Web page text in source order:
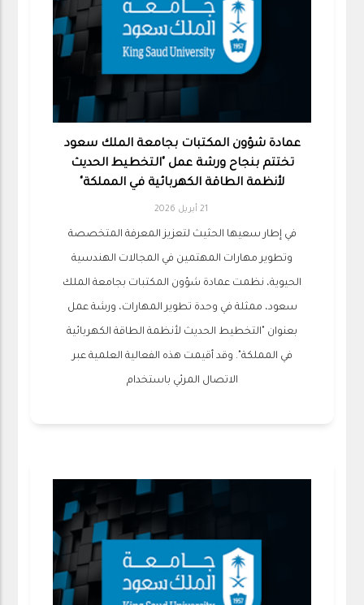
عمادة شؤون المكتبات بجامعة الملك سعود
تختتم بنجاح ورشة عمل "التخطيط الحديث
لأنظمة الطاقة الكهربائية في المملكة"
21 أبريل 2026
في إطار سعيها الحثيث لتعزيز المعرفة المتخصصة
وتطوير مهارات المهتمين في المجالات الهندسية
الحيوية، نظمت عمادة شؤون المكتبات بجامعة الملك
سعود، ممثلة في وحدة تطوير المهارات، ورشة عمل
بعنوان "التخطيط الحديث لأنظمة الطاقة الكهربائية
في المملكة". وقد أقيمت هذه الفعالية العلمية عبر
الاتصال المرئي باستخدام